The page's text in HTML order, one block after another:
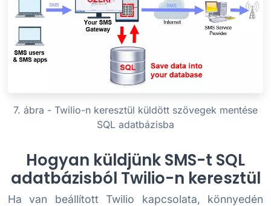
7. ábra - Twilio-n keresztül küldött szövegek mentése
SQL adatbázisba
Hogyan küldjünk SMS-t SQL
adatbázisból Twilio-n keresztül
Ha van beállított Twilio kapcsolata, könnyedén